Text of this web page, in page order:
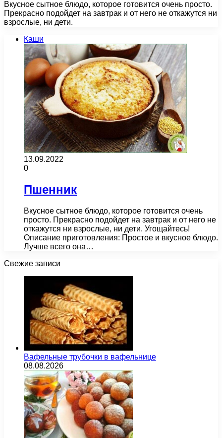
Вкусное сытное блюдо, которое готовится очень просто.
Прекрасно подойдет на завтрак и от него не откажутся ни
взрослые, ни дети.
Каши
13.09.2022
0
Пшенник
Вкусное сытное блюдо, которое готовится очень
просто. Прекрасно подойдет на завтрак и от него не
откажутся ни взрослые, ни дети. Угощайтесь!
Описание приготовления: Простое и вкусное блюдо.
Лучше всего она…
Свежие записи
Вафельные трубочки в вафельнице
08.08.2026